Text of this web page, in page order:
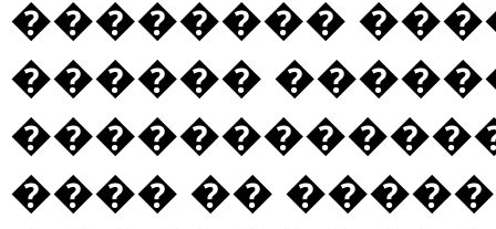
��������
������
������������
���� ��